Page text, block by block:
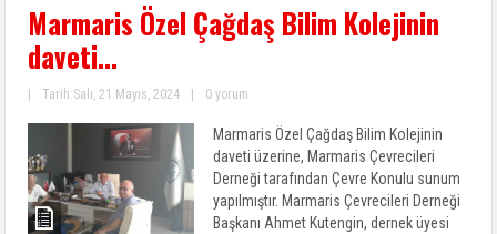
Marmaris Özel Çağdaş Bilim Kolejinin
daveti…
| Tarih:Salı, 21 Mayıs, 2024 | 0 yorum
Marmaris Özel Çağdaş Bilim Kolejinin
daveti üzerine, Marmaris Çevrecileri
Derneği tarafından Çevre Konulu sunum
yapılmıştır. Marmaris Çevrecileri Derneği
Başkanı Ahmet Kutengin, dernek üyesi